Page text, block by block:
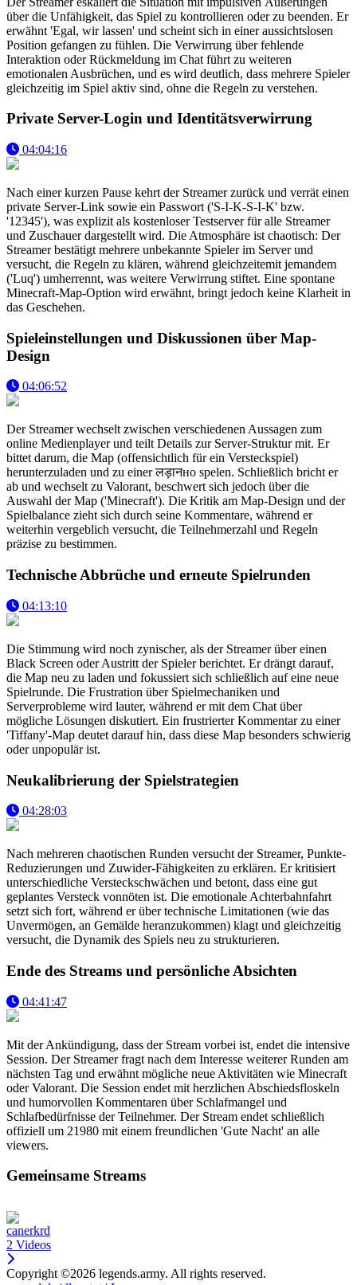
über die Unfähigkeit, das Spiel zu kontrollieren oder zu beenden. Er
erwähnt 'Egal, wir lassen' und scheint sich in einer aussichtslosen
Position gefangen zu fühlen. Die Verwirrung über fehlende
Interaktion oder Rückmeldung im Chat führt zu weiteren
emotionalen Ausbrüchen, und es wird deutlich, dass mehrere Spieler
gleichzeitig im Spiel aktiv sind, ohne die Regeln zu verstehen.
Private Server-Login und Identitätsverwirrung
04:04:16
Nach einer kurzen Pause kehrt der Streamer zurück und verrät einen
private Server-Link sowie ein Passwort ('S-I-K-S-I-K' bzw.
'12345'), was explizit als kostenloser Testserver für alle Streamer
und Zuschauer dargestellt wird. Die Atmosphäre ist chaotisch: Der
Streamer bestätigt mehrere unbekannte Spieler im Server und
versucht, die Regeln zu klären, während gleichzeitemit jemandem
('Luq') umherrennt, was weitere Verwirrung stiftet. Eine spontane
Minecraft-Map-Option wird erwähnt, bringt jedoch keine Klarheit in
das Geschehen.
Spieleinstellungen und Diskussionen über Map-
Design
04:06:52
Der Streamer wechselt zwischen verschiedenen Aussagen zum
online Medienplayer und teilt Details zur Server-Struktur mit. Er
bittet darum, die Map (offensichtlich für ein Versteckspiel)
herunterzuladen und zu einer लड़ानно spelen. Schließlich bricht er
ab und wechselt zu Valorant, beschwert sich jedoch über die
Auswahl der Map ('Minecraft'). Die Kritik am Map-Design und der
Spielbalance zieht sich durch seine Kommentare, während er
weiterhin vergeblich versucht, die Teilnehmerzahl und Regeln
präzise zu bestimmen.
Technische Abbrüche und erneute Spielrunden
04:13:10
Die Stimmung wird noch zynischer, als der Streamer über einen
Black Screen oder Austritt der Spieler berichtet. Er drängt darauf,
die Map neu zu laden und fokussiert sich schließlich auf eine neue
Spielrunde. Die Frustration über Spielmechaniken und
Serverprobleme wird lauter, während er mit dem Chat über
mögliche Lösungen diskutiert. Ein frustrierter Kommentar zu einer
'Tiffany'-Map deutet darauf hin, dass diese Map besonders schwierig
oder unpopulär ist.
Neukalibrierung der Spielstrategien
04:28:03
Nach mehreren chaotischen Runden versucht der Streamer, Punkte-
Reduzierungen und Zuwider-Fähigkeiten zu erklären. Er kritisiert
unterschiedliche Versteckschwächen und betont, dass eine gut
geplantes Versteck vonnöten ist. Die emotionale Achterbahnfahrt
setzt sich fort, während er über technische Limitationen (wie das
Unvermögen, an Gemälde heranzukommen) klagt und gleichzeitig
versucht, die Dynamik des Spiels neu zu strukturieren.
Ende des Streams und persönliche Absichten
04:41:47
Mit der Ankündigung, dass der Stream vorbei ist, endet die intensive
Session. Der Streamer fragt nach dem Interesse weiterer Runden am
nächsten Tag und erwähnt mögliche neue Aktivitäten wie Minecraft
oder Valorant. Die Session endet mit herzlichen Abschiedsfloskeln
und humorvollen Kommentaren über Schlafmangel und
Schlafbedürfnisse der Teilnehmer. Der Stream endet schließlich
offiziell um 21980 mit einem freundlichen 'Gute Nacht' an alle
viewers.
Gemeinsame Streams
canerkrd
2 Videos
Copyright ©2026 legends.army. All rights reserved.